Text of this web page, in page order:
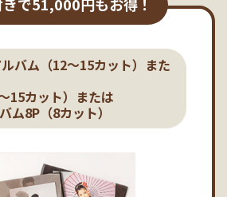
で51,000円もお得！
バム（12～15カット）また
15カット）または
ム8P（8カット）